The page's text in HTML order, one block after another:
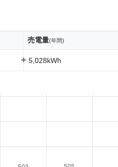
売電量(年間)
+ 5,028kWh